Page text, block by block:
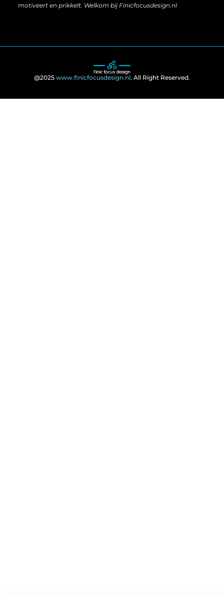
motiveert en prikkelt. Welkom bij Finicfocusdesign.nl
@2025 www.finicfocusdesign.nl. All Right Reserved.